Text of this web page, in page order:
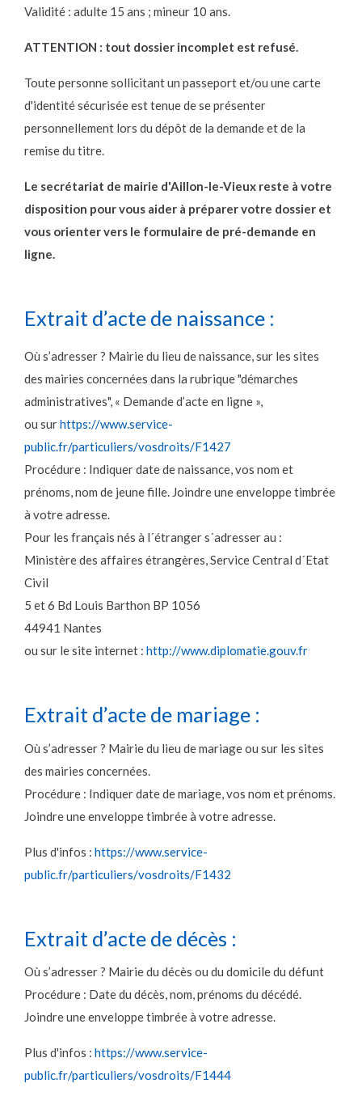
Validité : adulte 15 ans ; mineur 10 ans.
ATTENTION : tout dossier incomplet est refusé.
Toute personne sollicitant un passeport et/ou une carte
d'identité sécurisée est tenue de se présenter
personnellement lors du dépôt de la demande et de la
remise du titre.
Le secrétariat de mairie d'Aillon-le-Vieux reste à votre
disposition pour vous aider à préparer votre dossier et
vous orienter vers le formulaire de pré-demande en
ligne.
Extrait d’acte de naissance :
Où s’adresser ? Mairie du lieu de naissance, sur les sites
des mairies concernées dans la rubrique "démarches
administratives", « Demande d’acte en ligne »,
ou surhttps://www.service-
public.fr/particuliers/vosdroits/F1427
Procédure : Indiquer date de naissance, vos nom et
prénoms, nom de jeune fille. Joindre une enveloppe timbrée
à votre adresse.
Pour les français nés à l´étranger s´adresser au :
Ministère des affaires étrangères, Service Central d´Etat
Civil
5 et 6 Bd Louis Barthon BP 1056
44941 Nantes
ou sur le site internet : http://www.diplomatie.gouv.fr
Extrait d’acte de mariage :
Où s’adresser ? Mairie du lieu de mariage ou sur les sites
des mairies concernées.
Procédure : Indiquer date de mariage, vos nom et prénoms.
Joindre une enveloppe timbrée à votre adresse.
Plus d'infos : https://www.service-
public.fr/particuliers/vosdroits/F1432
Extrait d’acte de décès :
Où s’adresser ? Mairie du décès ou du domicile du défunt
Procédure : Date du décès, nom, prénoms du décédé.
Joindre une enveloppe timbrée à votre adresse.
Plus d'infos : https://www.service-
public.fr/particuliers/vosdroits/F1444